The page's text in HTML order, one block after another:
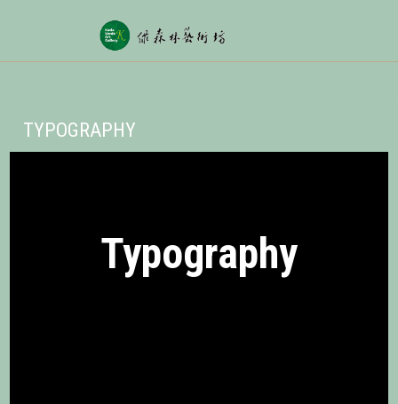
TYPOGRAPHY
Typography